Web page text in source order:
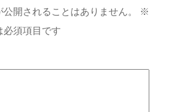
開されることはありません。
※
必須項目です